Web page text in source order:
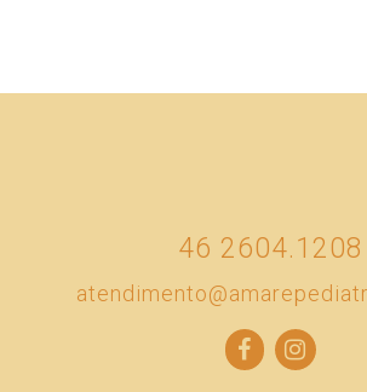
46 2604.1208